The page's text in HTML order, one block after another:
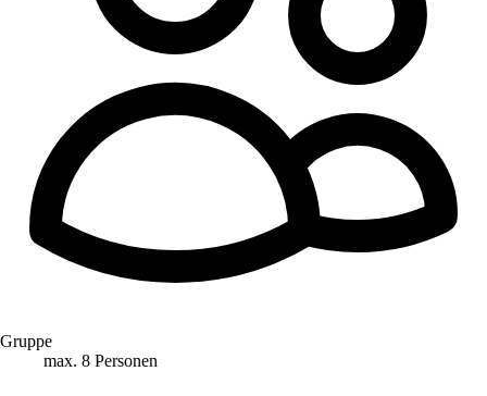
Gruppe
max. 8 Personen